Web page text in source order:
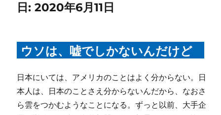
日:2020年6月11日
ウソは、嘘でしかないんだけど
日本にいては、アメリカのことはよく分からない。日
本人は、日本のことさえ分からないんだから、なおさ
ら雲をつかむようなことになる。ずっと以前、大手企